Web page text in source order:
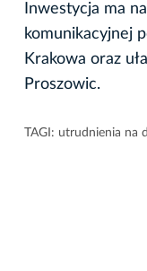
Inwestycja ma
komunikacyjnej
Krakowa oraz
Proszowic.
TAGI: utrudnienia na